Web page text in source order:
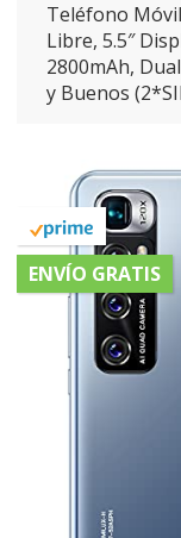
Teléfono
Libre, 5.5″
2800mAh,
y Buenos
ENVÍO GRATIS